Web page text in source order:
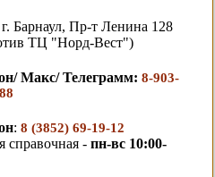
г. Барнаул, Пр-т Ленина 128
ТЦ "Норд-Вест")
Макс/ Телеграмм: 8-903-
: 8 (3852) 69-19-12
справочная - пн-вс 10:00-